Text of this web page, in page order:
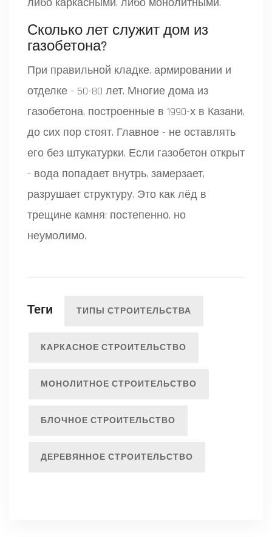
Сколько лет служит дом из
газобетона?
При правильной кладке, армировании и
отделке - 50-80 лет. Многие дома из
газобетона, построенные в 1990-х в Казани,
до сих пор стоят. Главное - не оставлять
его без штукатурки. Если газобетон открыт
- вода попадает внутрь, замерзает,
разрушает структуру. Это как лёд в
трещине камня: постепенно, но
неумолимо.
Теги ТИПЫ СТРОИТЕЛЬСТВА
КАРКАСНОЕ СТРОИТЕЛЬСТВО
МОНОЛИТНОЕ СТРОИТЕЛЬСТВО
БЛОЧНОЕ СТРОИТЕЛЬСТВО
ДЕРЕВЯННОЕ СТРОИТЕЛЬСТВО